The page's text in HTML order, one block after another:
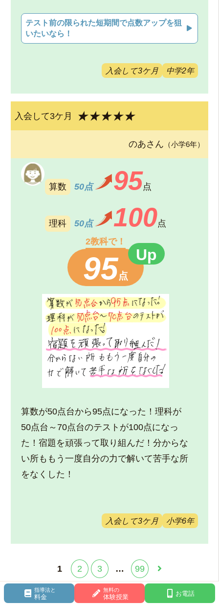
テスト前の限られた短期間で点数アップを狙
いたいなら！
入会して3ケ月 中学2年
入会して3ケ月 ★★★★★
のあさん （小学6年）
算数 50点 95点
理科 50点 100点
2教科で！
95点
算数が50点台から95点になった！理科が
50点台～70点台のテストが100点になっ
た！宿題を頑張って取り組んだ！分からな
い所ももう一度自分の力で解いて苦手な所
をなくした！
入会して3ケ月 小学6年
1 2 3 … 99
指導法と
料金
無料の
体験授業 お電話